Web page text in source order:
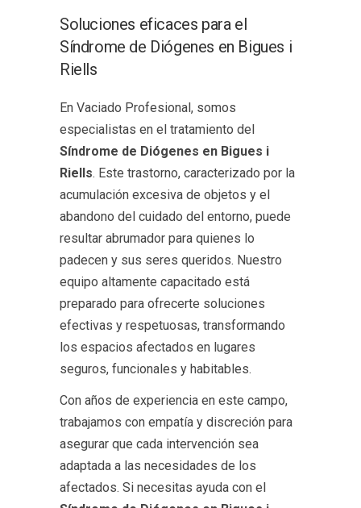
Soluciones eficaces para el
Síndrome de Diógenes en Bigues i
Riells
En Vaciado Profesional, somos
especialistas en el tratamiento del
Síndrome de Diógenes en Bigues i
Riells. Este trastorno, caracterizado por la
acumulación excesiva de objetos y el
abandono del cuidado del entorno, puede
resultar abrumador para quienes lo
padecen y sus seres queridos. Nuestro
equipo altamente capacitado está
preparado para ofrecerte soluciones
efectivas y respetuosas, transformando
los espacios afectados en lugares
seguros, funcionales y habitables.
Con años de experiencia en este campo,
trabajamos con empatía y discreción para
asegurar que cada intervención sea
adaptada a las necesidades de los
afectados. Si necesitas ayuda con el